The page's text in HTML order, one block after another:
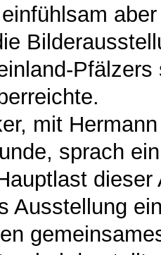
mit
sprach
Ausstellung